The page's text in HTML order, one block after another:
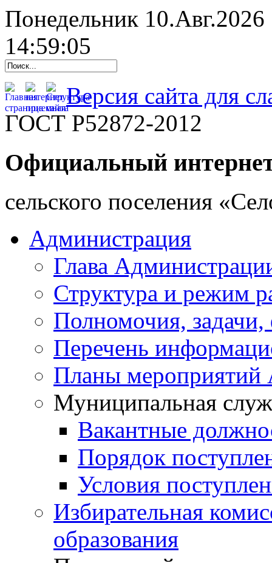
Понедельник 10.Авг.2026
14:59:06
Версия сайта для
ГОСТ Р52872-2012
Официальный
cельского поселения
Администрация
Глава
Структура и режим
Полномочия,
Перечень
Планы мероприятий
Муниципальная
Вакантные
Порядок
Условия
Избирательная
образования